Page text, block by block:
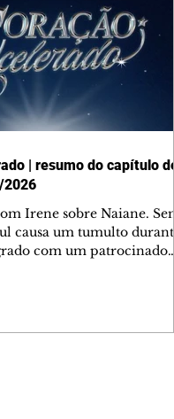
| resumo do capítulo de
2026
Irene sobre Naiane. Sem
causa um tumulto durante
com um patrocinador.